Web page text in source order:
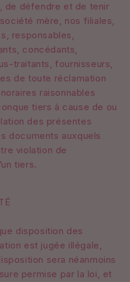
de défendre et de tenir
mère, nos filiales,
responsables,
concédants,
traitants, fournisseurs,
de toute réclamation
raisonnables
tiers à cause de ou
des présentes
documents auxquels
violation de
tiers.
disposition des
est jugée illégale,
sera néanmoins
permise par la loi, et